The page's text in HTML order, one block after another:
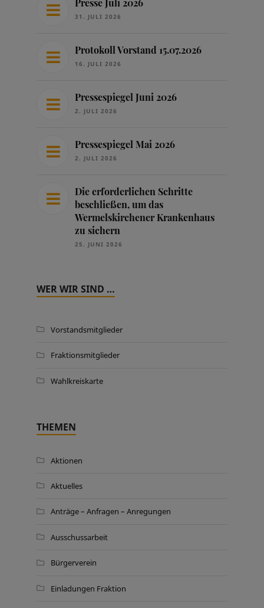
Presse Juli 2026
31. JULI 2026
Protokoll Vorstand 15.07.2026
16. JULI 2026
Pressespiegel Juni 2026
2. JULI 2026
Pressespiegel Mai 2026
2. JULI 2026
Die erforderlichen Schritte
beschließen, um das
Wermelskirchener Krankenhaus
zu sichern
25. JUNI 2026
WER WIR SIND …
Vorstandsmitglieder
Fraktionsmitglieder
Wahlkreiskarte
THEMEN
Aktionen
Aktuelles
Anträge – Anfragen – Anregungen
Ausschussarbeit
Bürgerverein
Einladungen Fraktion